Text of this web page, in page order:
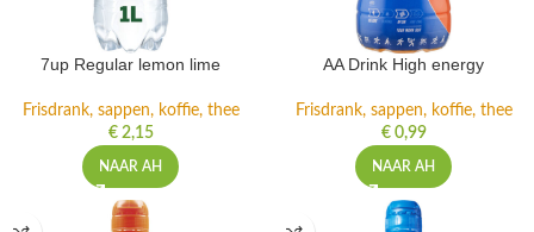
7up Regular lemon lime
Frisdrank, sappen, koffie, thee
€2,15
NAAR AH
AA Drink High energy
Frisdrank, sappen, koffie, thee
€0,99
NAAR AH